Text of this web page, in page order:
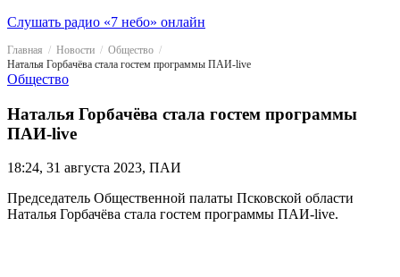
Слушать радио «7 небо» онлайн
Главная Новости
Общество
Наталья Горбачёва стала гостем программы ПАИ-live
Общество
Наталья Горбачёва стала гостем программы
ПАИ-live
18:24, 31 августа 2023, ПАИ
Председатель Общественной палаты Псковской области
Наталья Горбачёва стала гостем программы ПАИ-live.